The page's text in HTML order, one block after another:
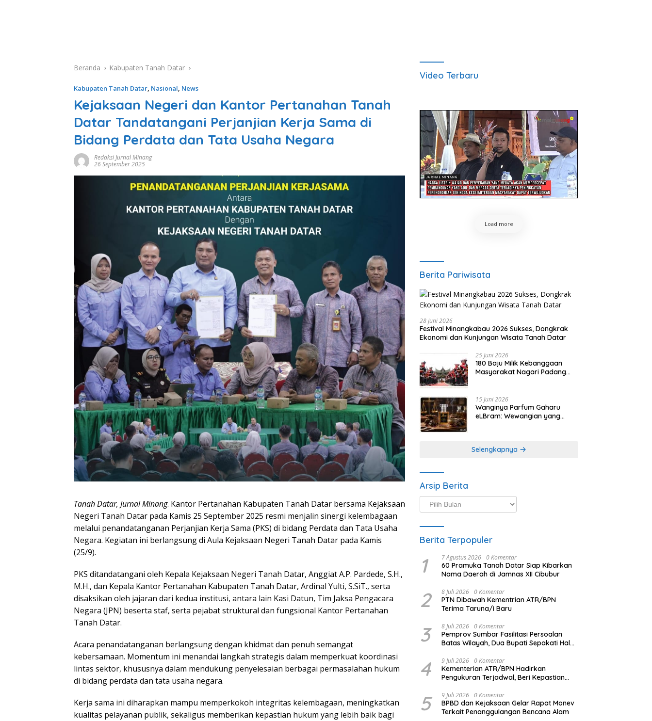
Beranda Kabupaten Tanah Datar
Kabupaten Tanah Datar, Nasional, News
Kejaksaan Negeri dan Kantor Pertanahan Tanah
Datar Tandatangani Perjanjian Kerja Sama di
Bidang Perdata dan Tata Usaha Negara
Redaksi Jurnal Minang
26 September 2025
Tanah Datar, Jurnal Minang. Kantor Pertanahan Kabupaten Tanah Datar bersama Kejaksaan
Negeri Tanah Datar pada Kamis 25 September 2025 resmi menjalin sinergi kelembagaan
melalui penandatanganan Perjanjian Kerja Sama (PKS) di bidang Perdata dan Tata Usaha
Negara. Kegiatan ini berlangsung di Aula Kejaksaan Negeri Tanah Datar pada Kamis
(25/9).
PKS ditandatangani oleh Kepala Kejaksaan Negeri Tanah Datar, Anggiat A.P. Pardede, S.H.,
M.H., dan Kepala Kantor Pertanahan Kabupaten Tanah Datar, Ardinal Yulti, S.SiT., serta
disaksikan oleh jajaran dari kedua institusi, antara lain Kasi Datun, Tim Jaksa Pengacara
Negara (JPN) beserta staf, serta pejabat struktural dan fungsional Kantor Pertanahan
Tanah Datar.
Acara penandatanganan berlangsung dengan khidmat dan penuh semangat
kebersamaan. Momentum ini menandai langkah strategis dalam memperkuat koordinasi
lintas sektor, khususnya dalam mendukung penyelesaian berbagai permasalahan hukum
di bidang perdata dan tata usaha negara.
Kerja sama ini diharapkan mampu memperkokoh integritas kelembagaan, meningkatkan
kualitas pelayanan publik, sekaligus memberikan kepastian hukum yang lebih baik bagi
Video Terbaru
Load more
Berita Pariwisata
28 Juni 2026
Festival Minangkabau 2026 Sukses, Dongkrak
Ekonomi dan Kunjungan Wisata Tanah Datar
25 Juni 2026
180 Baju Milik Kebanggaan
Masyarakat Nagari Padang
Minangkabau
15 Juni 2026
Wanginya Parfum Gaharu
eLBram: Wewangian yang
Selengkapnya
Arsip Berita
Arsip
Berita
Berita Terpopuler
1 7 Agustus 2026 0 Komentar
60 Pramuka Tanah Datar Siap Kibarkan
Nama Daerah di Jamnas XII Cibubur
2 8 Juli 2026 0 Komentar
PTN Dibawah Kementrian ATR/BPN
Terima Taruna/i Baru
3 8 Juli 2026 0 Komentar
Pemprov Sumbar Fasilitasi Persoalan
Batas Wilayah, Dua Bupati Sepakati Hal
4 9 Juli 2026 0 Komentar
Kementerian ATR/BPN Hadirkan
Pengukuran Terjadwal, Beri Kepastian
5 9 Juli 2026 0 Komentar
BPBD dan Kejaksaan Gelar Rapat Monev
Terkait Penanggulangan Bencana Alam